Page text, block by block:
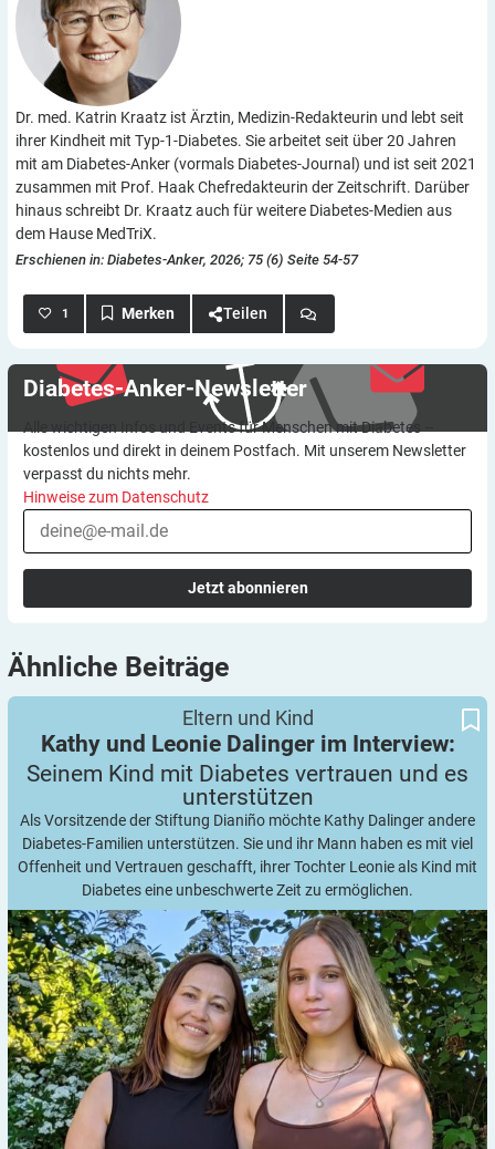
Dr. med. Katrin Kraatz ist Ärztin, Medizin-Redakteurin und lebt seit
ihrer Kindheit mit Typ-1-Diabetes. Sie arbeitet seit über 20 Jahren
mit am Diabetes-Anker (vormals Diabetes-Journal) und ist seit 2021
zusammen mit Prof. Haak Chefredakteurin der Zeitschrift. Darüber
hinaus schreibt Dr. Kraatz auch für weitere Diabetes-Medien aus
dem Hause MedTriX.
Erschienen in: Diabetes-Anker, 2026; 75 (6) Seite 54-57
1 Teilen
Diabetes-Anker-Newsletter
Alle wichtigen Infos und Events für Menschen mit Diabetes –
kostenlos und direkt in deinem Postfach. Mit unserem Newsletter
verpasst du nichts mehr.
Hinweise zum Datenschutz
Jetzt abonnieren
Ähnliche Beiträge
Eltern und Kind
Kathy und Leonie Dalinger im Interview:
Seinem Kind mit Diabetes vertrauen und es
unterstützen
Als Vorsitzende der Stiftung Dianiño möchte Kathy Dalinger andere
Diabetes-Familien unterstützen. Sie und ihr Mann haben es mit viel
Offenheit und Vertrauen geschafft, ihrer Tochter Leonie als Kind mit
Diabetes eine unbeschwerte Zeit zu ermöglichen.